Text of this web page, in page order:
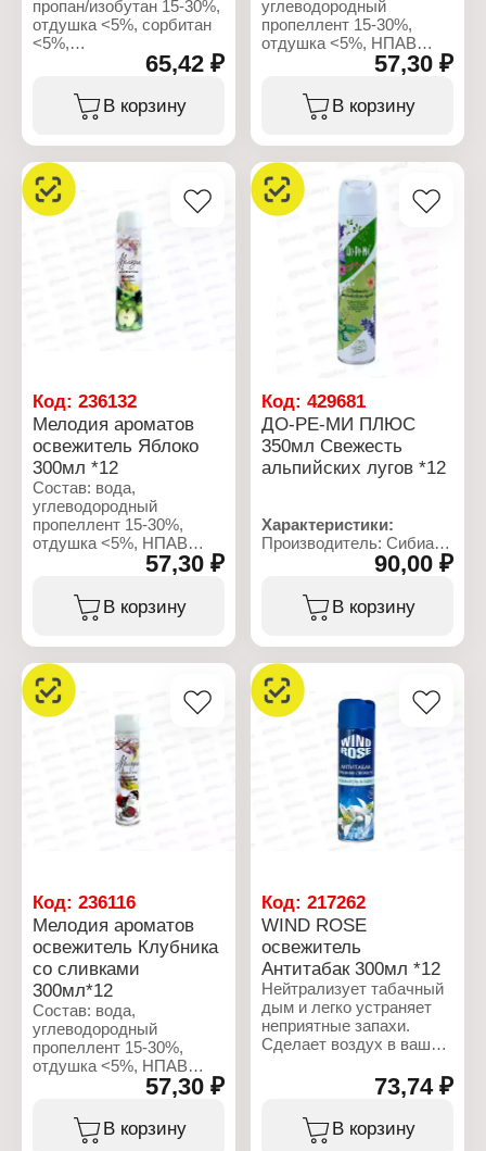
пропан/изобутан 15-30%,
отдушка <5%, сорбитан
<5%,
метилозотиазолинан
хлорметилизатиазолинон
<5%, триэтиленглюколь
<5%, нитрат натрия <5%.
Производитель: Сибиар
Бренд: Романтика
Тип товара: Освежитель
Название: "Антитабак"
Эффект: антитабачный,
нейтрализация запаха
Форма выпуска:
Объем: 300 мл
65,42 ₽
В корзину
углеводородный
пропеллент 15-30%,
отдушка <5%, НПАВ
<5%, консерванты <5%,
пропиленгликоль <5%,
гексилциннамаль,
линалоол
Производитель: Сибиар
Бренд: Мелодия
ароматов
Тип товара: Освежитель
Название: "После дождя"
Форма выпуска:
Объем: 300 мл
57,30 ₽
В корзину
Код: 236132
Мелодия ароматов
освежитель Яблоко
300мл *12
Состав: вода,
углеводородный
пропеллент 15-30%,
отдушка <5%, НПАВ
<5%, консерванты <5%,
пропиленгликоль <5%,
гексилциннамаль,
линалоол
Производитель: Сибиар
Бренд: Мелодия
ароматов
Тип товара: Освежитель
Название: "Яблоко"
Форма выпуска:
Объем: 300 мл
57,30 ₽
В корзину
Код:429681
ДО-РЕ-МИ ПЛЮС
350мл Свежесть
альпийских лугов *12
Характеристики:
Производитель: Сибиар
Бренд: Do-Re-Mi
Тип товара: Освежитель
воздуха
Название: "Свежесть
аэрозоль
Состав: вода,
углеводородный
пропеллент 15-30%,
отдушка <5%, НПАВ
<5%, консерванты
Объем: 350 мл
90,00 ₽
В корзину
Код: 236116
Мелодия ароматов
освежитель Клубника
со сливками
300мл*12
Состав: вода,
углеводородный
пропеллент 15-30%,
отдушка <5%, НПАВ
<5%, консерванты <5%,
пропиленгликоль <5%,
гексилциннамаль,
линалоол
57,30 ₽
В корзину
Код:217262
WIND ROSE
освежитель
Антитабак 300мл *12
Нейтрализует табачный
дым и легко устраняет
неприятные запахи.
Сделает воздух в вашем
автомобиля чистым и
Характеристики:
73,74 ₽
В корзину